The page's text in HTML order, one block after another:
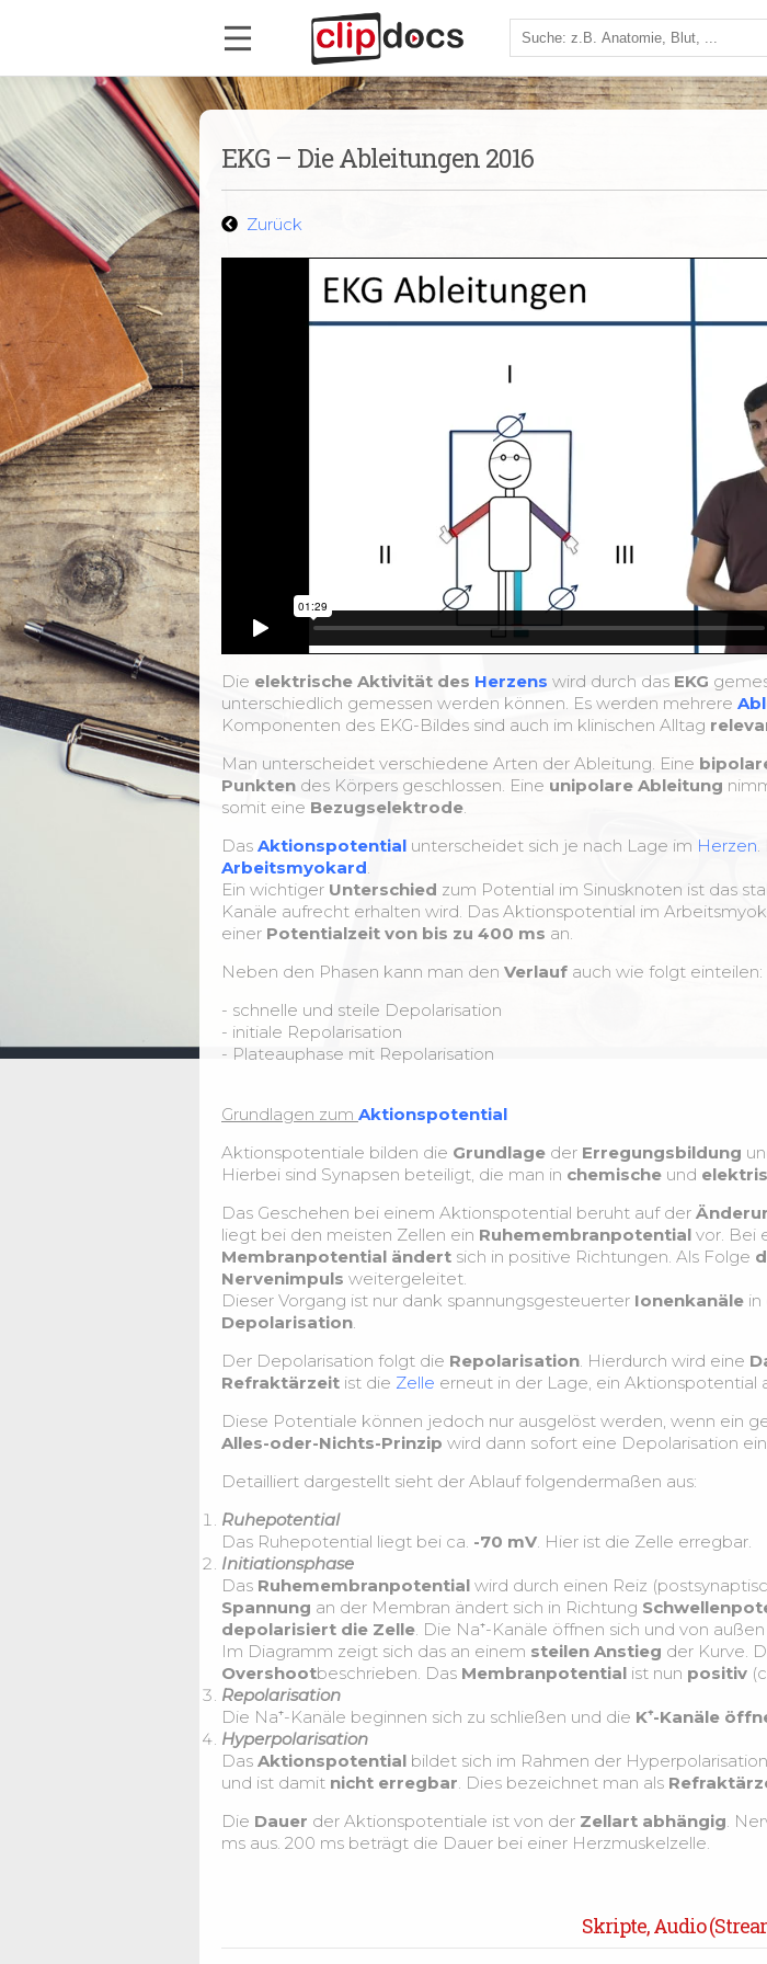
EKG – Die Ableitungen 2016
Zurück
Die elektrische Aktivität des Herzens wird durch das EKG
unterschiedlich gemessen werden können. Es werden mehrere
Komponenten des EKG-Bildes sind auch im klinischen Alltag
Man unterscheidet verschiedene Arten der Ableitung. Eine
Punkten des Körpers geschlossen. Eine unipolare Ableitung
somit eine Bezugselektrode.
Das Aktionspotential unterscheidet sich je nach Lage im Herzen.
Arbeitsmyokard.
Ein wichtiger Unterschied zum Potential im Sinusknoten ist das
Kanäle aufrecht erhalten wird. Das Aktionspotential im
einer Potentialzeit von bis zu 400 ms an.
Neben den Phasen kann man den Verlauf auch wie folgt einteilen:
- schnelle und steile Depolarisation
- initiale Repolarisation
- Plateauphase mit Repolarisation
Grundlagen zum Aktionspotential
Aktionspotentiale bilden die Grundlage der Erregungsbildung
Hierbei sind Synapsen beteiligt, die man in chemische und
Das Geschehen bei einem Aktionspotential beruht auf der
liegt bei den meisten Zellen ein Ruhemembranpotential vor. Bei
Membranpotential ändert sich in positive Richtungen. Als Folge
Nervenimpuls weitergeleitet.
Dieser Vorgang ist nur dank spannungsgesteuerter Ionenkanäle in
Depolarisation.
Der Depolarisation folgt die Repolarisation. Hierdurch wird eine
Refraktärzeit ist die Zelle erneut in der Lage, ein Aktionspotential
Diese Potentiale können jedoch nur ausgelöst werden, wenn ein
Alles-oder-Nichts-Prinzip wird dann sofort eine Depolarisation
Detailliert dargestellt sieht der Ablauf folgendermaßen aus:
Ruhepotential
Das Ruhepotential liegt bei ca. -70 mV. Hier ist die Zelle erregbar.
Initiationsphase
Das Ruhemembranpotential wird durch einen Reiz
Spannung an der Membran ändert sich in Richtung
depolarisiert die Zelle. Die Na⁺-Kanäle öffnen sich und von
Im Diagramm zeigt sich das an einem steilen Anstieg der Kurve.
Overshootbeschrieben. Das Membranpotential ist nun positiv
Repolarisation
Die Na⁺-Kanäle beginnen sich zu schließen und die K⁺-Kanäle
Hyperpolarisation
Das Aktionspotential bildet sich im Rahmen der
und ist damit nicht erregbar. Dies bezeichnet man als
Die Dauer der Aktionspotentiale ist von der Zellart abhängig.
ms aus. 200 ms beträgt die Dauer bei einer Herzmuskelzelle.
Skripte, Audio